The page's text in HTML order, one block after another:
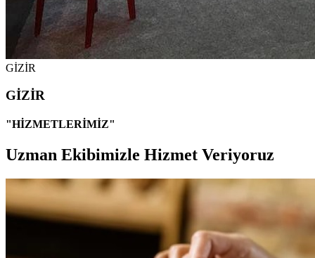
GİZİR
GİZİR
"HİZMETLERİMİZ"
Uzman Ekibimizle Hizmet Veriyoruz